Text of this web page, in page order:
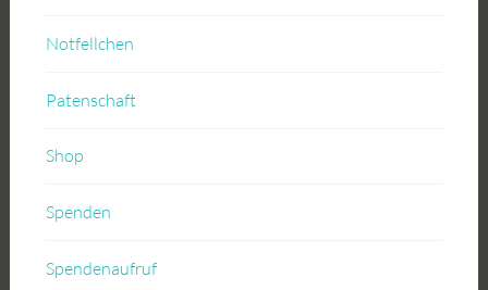
Notfellchen
Patenschaft
Shop
Spenden
Spendenaufruf